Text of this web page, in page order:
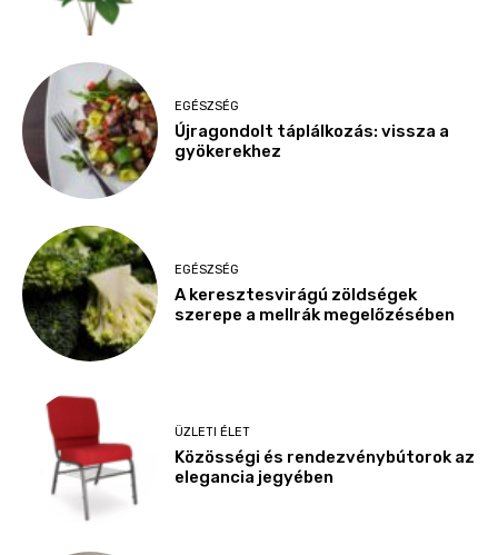
EGÉSZSÉG
Újragondolt táplálkozás: vissza a
gyökerekhez
EGÉSZSÉG
A keresztesvirágú zöldségek
szerepe a mellrák megelőzésében
ÜZLETI ÉLET
Közösségi és rendezvénybútorok az
elegancia jegyében